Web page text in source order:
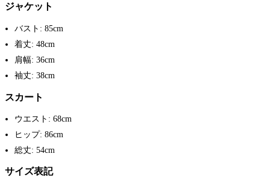
ジャケット
バスト: 85cm
着丈: 48cm
肩幅: 36cm
袖丈: 38cm
スカート
ウエスト: 68cm
ヒップ: 86cm
総丈: 54cm
サイズ表記